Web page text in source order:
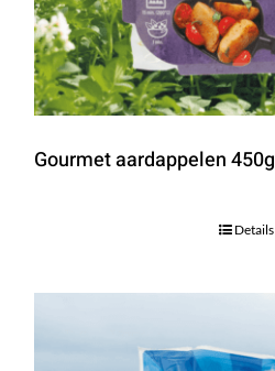
Gourmet aardappelen 450g
Details